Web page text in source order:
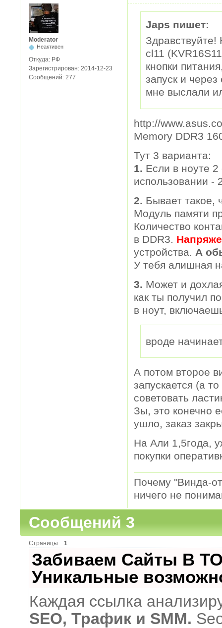
Moderator
Неактивен
Откуда: РФ
Зарегистрирован: 2014-12-23
Сообщений: 277
Japs пишет:
Здравствуйте!
cl11
кнопки
запуск и
мне выслали
http://
Memory DDR3
Тут 3 варианта:
1. Если в ноуте 2
использовании -
2. Бывает такое,
Модуль памяти
Количество
в DDR3.
устройства. А
У тебя алишная
3. Может и
как ты получил
в ноут,
вроде
А потом второе
запускается (а
советовать
Зы, это конечно
ушло, заказ
На Али 1,5года,
покупки
Почему "Винда-
ничего не
Сообщений 3
Страницы 1
Забиваем Сайты В
Уникальные
Каждая ссылка
SEO, Трафик и SMM.